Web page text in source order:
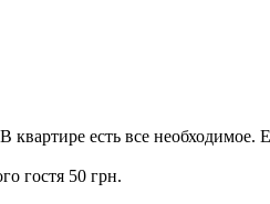
есть все необходимое.
гостя 50 грн.